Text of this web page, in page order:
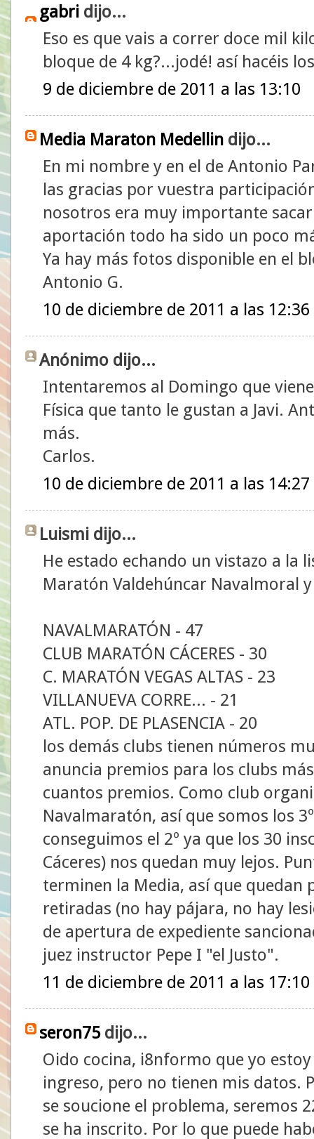
gabri dijo...
Eso es que vais a correr doce mil
bloque de 4 kg?...jodé! así hacéis
9 de diciembre de 2011 a las 13:10
Media Maraton Medellin dijo...
En mi nombre y en el de Antonio
las gracias por vuestra
nosotros era muy importante
aportación todo ha sido un poco
Ya hay más fotos disponible en el
Antonio G.
10 de diciembre de 2011 a las 12:36
Anónimo dijo...
Intentaremos al Domingo que
Física que tanto le gustan a Javi.
más.
Carlos.
10 de diciembre de 2011 a las 14:27
Luismi dijo...
He estado echando un vistazo a la
Maratón Valdehúncar Navalmoral
NAVALMARATÓN - 47
CLUB MARATÓN CÁCERES - 30
C. MARATÓN VEGAS ALTAS - 23
VILLANUEVA CORRE... - 21
ATL. POP. DE PLASENCIA - 20
los demás clubs tienen números
anuncia premios para los clubs
cuantos premios. Como club
Navalmaratón, así que somos los
conseguimos el 2º ya que los 30
Cáceres) nos quedan muy lejos.
terminen la Media, así que quedan
retiradas (no hay pájara, no hay
de apertura de expediente
juez instructor Pepe I "el Justo".
11 de diciembre de 2011 a las 17:10
seron75dijo...
Oido cocina, i8nformo que yo
ingreso, pero no tienen mis datos.
se soucione el problema, seremos
se ha inscrito. Por lo que puede